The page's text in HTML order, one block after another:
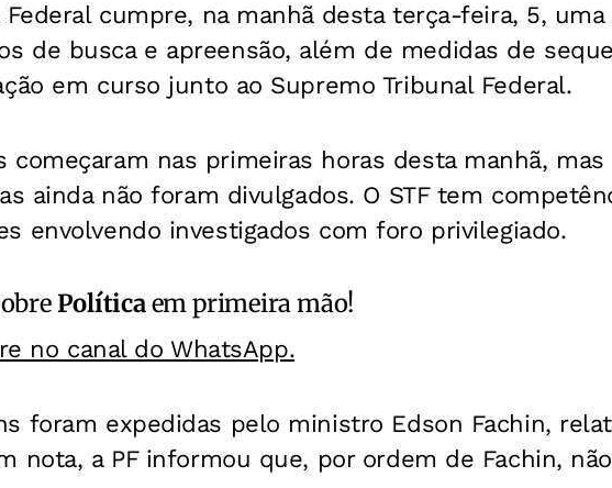
Federal cumpre, na manhã desta terça-feira, 5,
de busca e apreensão, além de medidas de
em curso junto ao Supremo Tribunal Federal.
começaram nas primeiras horas desta manhã, mas
ainda não foram divulgados. O STF tem
envolvendo investigados com foro privilegiado.
Políticaem primeira mão!
no canal do WhatsApp.
foram expedidas pelo ministro Edson Fachin,
nota, a PF informou que, por ordem de Fachin,